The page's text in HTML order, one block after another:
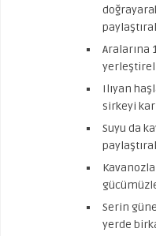
Aralarına
Ilıyan
sirkeyi
Suyu da
Serin
yerde